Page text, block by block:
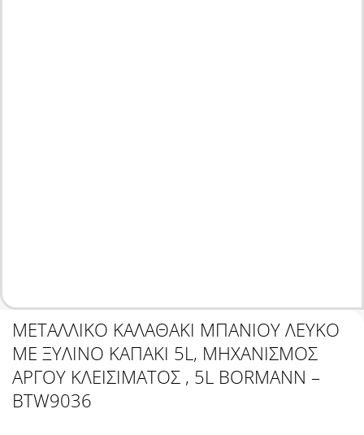
ΜΕΤΑΛΛΙΚΟ ΚΑΛΑΘΑΚΙ ΜΠΑΝΙΟΥ ΛΕΥΚΟ
ΜΕ ΞΥΛΙΝΟ ΚΑΠΑΚΙ 5L, ΜΗΧΑΝΙΣΜΟΣ
ΑΡΓΟΥ ΚΛΕΙΣΙΜΑΤΟΣ , 5L BORMANN –
BTW9036